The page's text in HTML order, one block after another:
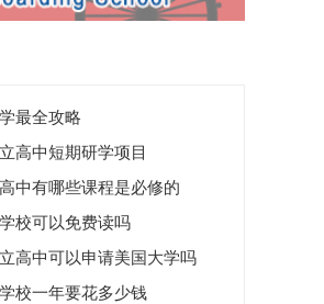
最全攻略
高中短期研学项目
中有哪些课程是必修的
校可以免费读吗
高中可以申请美国大学吗
校一年要花多少钱